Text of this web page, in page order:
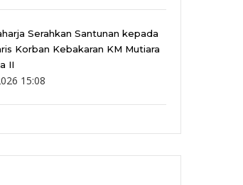
Serahkan Santunan kepada
Korban Kebakaran KM Mutiara
II
15:08